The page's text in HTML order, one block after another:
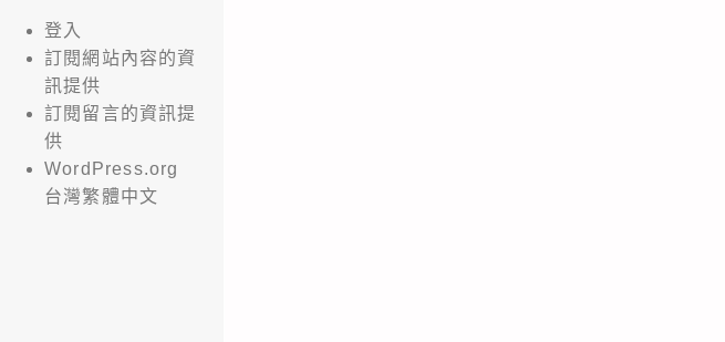
登入
訂閱網站內容的資
訊提供
訂閱留言的資訊提
供
WordPress.org
台灣繁體中文